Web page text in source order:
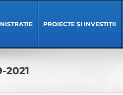
PROIECTE ȘI INVESTIȚII
2021